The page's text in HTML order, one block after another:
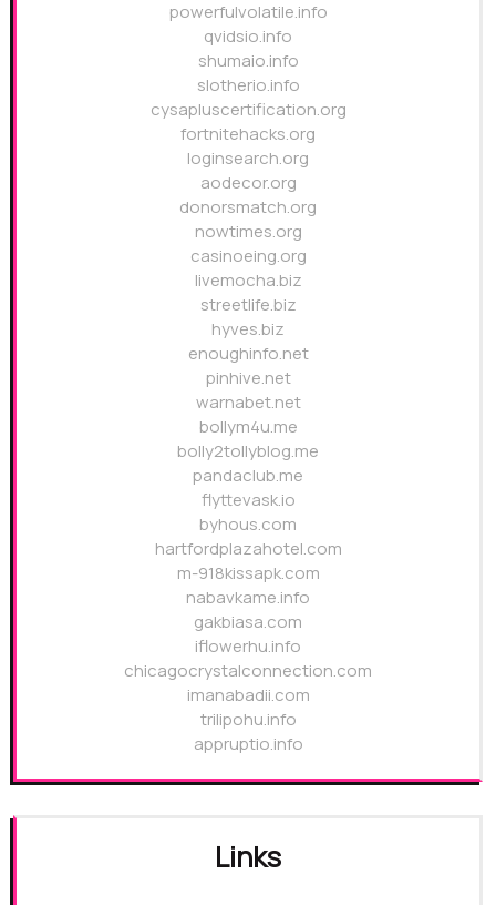
powerfulvolatile.info
qvidsio.info
shumaio.info
slotherio.info
cysapluscertification.org
fortnitehacks.org
loginsearch.org
aodecor.org
donorsmatch.org
nowtimes.org
casinoeing.org
livemocha.biz
streetlife.biz
hyves.biz
enoughinfo.net
pinhive.net
warnabet.net
bollym4u.me
bolly2tollyblog.me
pandaclub.me
flyttevask.io
byhous.com
hartfordplazahotel.com
m-918kissapk.com
nabavkame.info
gakbiasa.com
iflowerhu.info
chicagocrystalconnection.com
imanabadii.com
trilipohu.info
appruptio.info
Links